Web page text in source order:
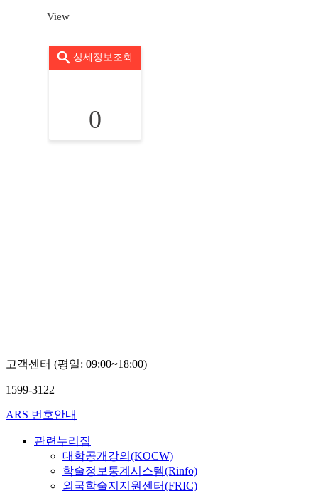
View
상세정보조회
0
고객센터 (평일: 09:00~18:00)
1599-3122
ARS 번호안내
관련누리집
대학공개강의(KOCW)
학술정보통계시스템(Rinfo)
외국학술지지원센터(FRIC)